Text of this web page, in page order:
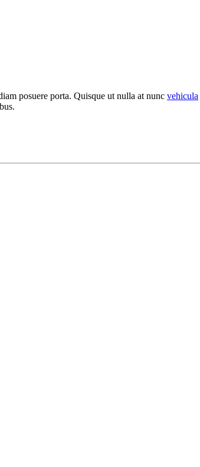
posuere porta. Quisque ut nulla at nunc vehicula